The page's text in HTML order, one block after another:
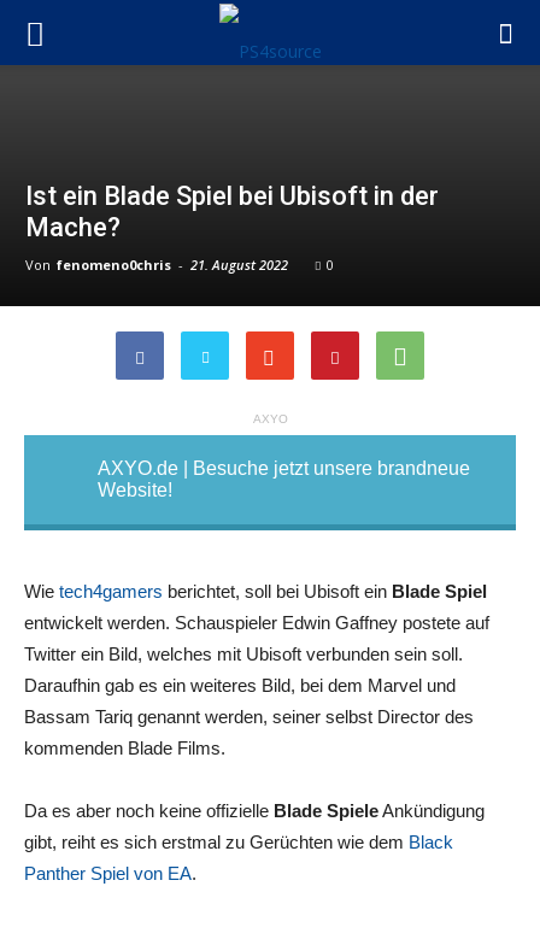
Ist ein Blade Spiel bei Ubisoft in der
Mache?
Von fenomeno0chris - 21. August 2022 0
AXYO
AXYO.de | Besuche jetzt unsere brandneue
Website!
Wie tech4gamers berichtet, soll bei Ubisoft ein Blade Spiel
entwickelt werden. Schauspieler Edwin Gaffney postete auf
Twitter ein Bild, welches mit Ubisoft verbunden sein soll.
Daraufhin gab es ein weiteres Bild, bei dem Marvel und
Bassam Tariq genannt werden, seiner selbst Director des
kommenden Blade Films.
Da es aber noch keine offizielle Blade SpieleAnkündigung
gibt, reiht es sich erstmal zu Gerüchten wie dem Black
Panther Spiel von EA.